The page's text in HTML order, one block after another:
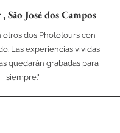
São José dos Campos
otros dos Phototours con
Las experiencias vividas
quedarán grabadas para
siempre."